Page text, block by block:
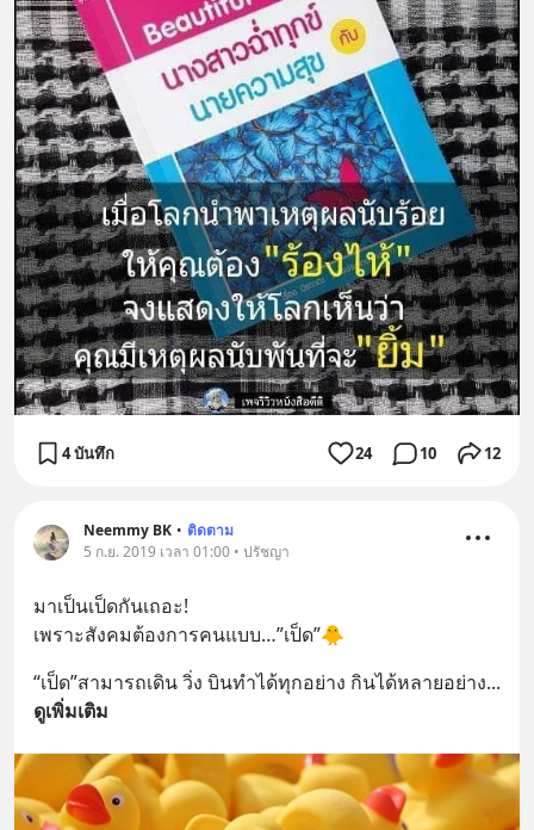
4 บันทึก 24 10 12
Neemmy BK • ติดตาม
5 ก.ย. 2019 เวลา 01:00 • ปรัชญา
มาเป็นเป็ดกันเถอะ!
เพราะสังคมต้องการคนแบบ…”เป็ด”🐥
“เป็ด”สามารถเดิน วิ่ง บินทำได้ทุกอย่าง กินได้หลายอย่าง
ดูเพิ่มเติม